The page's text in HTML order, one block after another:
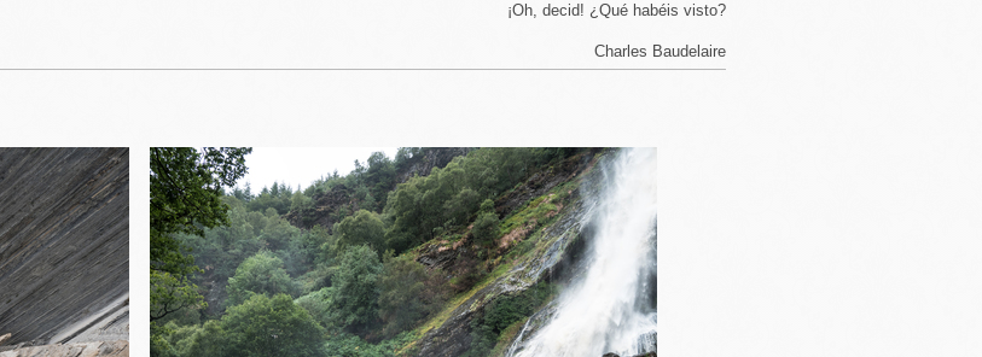
¡Oh, decid! ¿Qué habéis visto?
Charles Baudelaire